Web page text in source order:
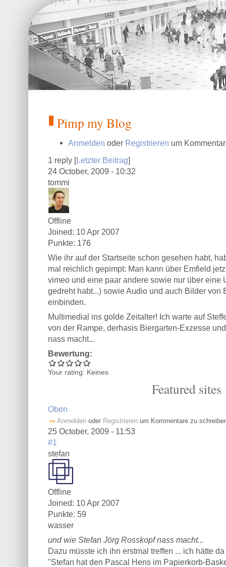
Pimp my Blog
Anmelden oder Registrieren um
1 reply [Letzter Beitrag]
24 October, 2009 - 10:32
tommi
Offline
Joined: 10 Apr 2007
Punkte: 176
Wie ihr auf der Startseite schon gesehen habt,
mal reichlich gepimpt: Man kann über Emfield
vimeo und eine paar andere sowie nur über eine
gedreht habt...) sowie Audio und auch Bilder von
einbinden.
Multimedial ins golde Zeitalter! Ich warte auf
von der Rampe, derhasis Biergarten-Exzesse
nass macht...
Bewertung:
Your rating: Keines
Featured sites
Oben
Anmelden oder Registrieren um Kommentare zu
25 October, 2009 - 11:53
#1
stefan
Offline
Joined: 10 Apr 2007
Punkte: 59
wasser
und wie Stefan Jörg Rosskopf nass macht...
Dazu müsste ich ihn erstmal treffen ... ich hätte
"Stefan hat den Pascal Hens im Papierkorb-